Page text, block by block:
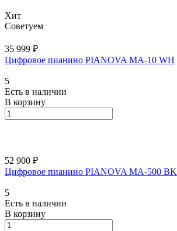
Хит
Советуем
35 999 ₽
Цифровое пианино PIANOVA MA-10 WH
5
Есть в наличии
В корзину
52 900 ₽
Цифровое пианино PIANOVA MA-500 BK
5
Есть в наличии
В корзину